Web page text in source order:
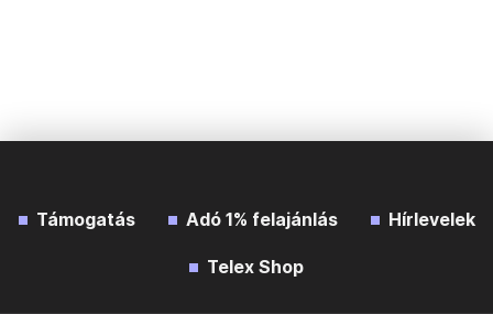
Támogatás Adó 1% felajánlás Hírlevelek
Telex Shop